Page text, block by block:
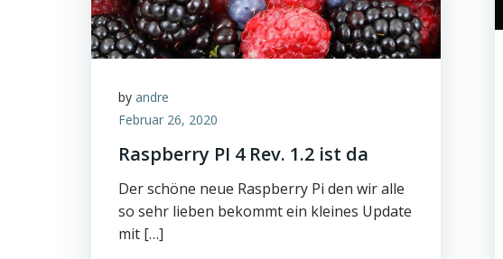
by andre
Februar 26, 2020
Raspberry PI 4 Rev. 1.2 ist da
Der schöne neue Raspberry Pi den wir alle
so sehr lieben bekommt ein kleines Update
mit […]